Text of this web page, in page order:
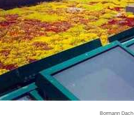
Bormann